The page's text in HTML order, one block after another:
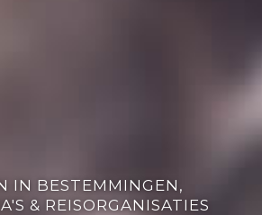
IN BESTEMMINGEN,
& REISORGANISATIES